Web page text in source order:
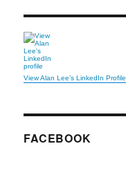
View Alan Lee’s LinkedIn Profile
FACEBOOK